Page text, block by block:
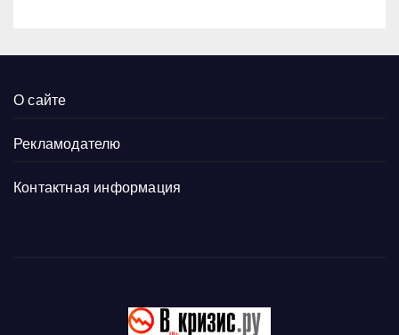
О сайте
Рекламодателю
Контактная информация